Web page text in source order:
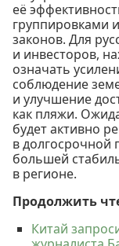
её
группировками
законов. Для
и инвесторов,
означать
соблюдение
и улучшение
как пляжи.
будет активно
в долгосрочной
большей
в регионе.
Продолжить
Китай